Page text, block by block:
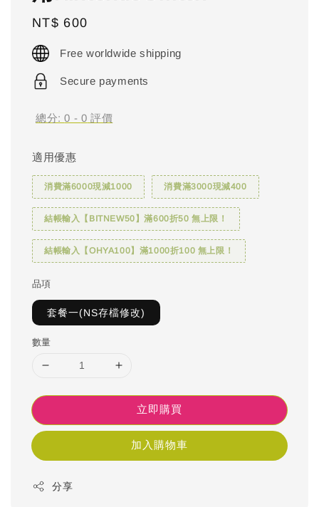
Regular
price
NT$ 600
Free worldwide shipping
Secure payments
總分:0 - 0 評價
適用優惠
消費滿6000現減1000 消費滿3000現減400
結帳輸入【BITNEW50】滿600折50 無上限！
結帳輸入【OHYA100】滿1000折100 無上限！
品項
套餐一(NS存檔修改)
數量
立即購買
加入購物車
分享